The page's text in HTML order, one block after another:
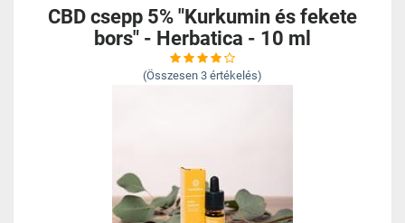
CBD csepp 5% "Kurkumin és fekete
bors" - Herbatica - 10 ml
(Összesen 3 értékelés)